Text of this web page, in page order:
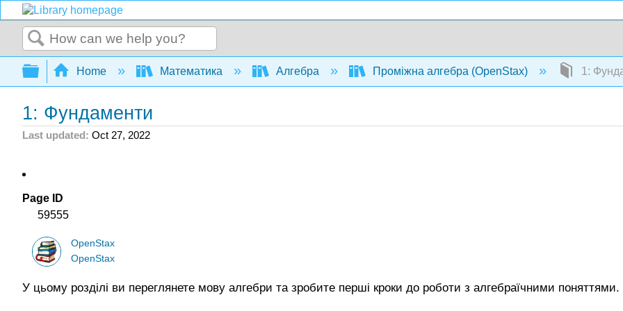
Search
Expand/collapse global hierarchy
Home Математика Алгебра Проміжна алгебра (OpenStax) 1:
1: Фундаменти
Last updated Oct 27, 2022
Page ID
59555
OpenStax
OpenStax
У цьому розділі ви переглянете мову алгебри та зробите перші кроки до роботи з алгебраїчними поняттями.